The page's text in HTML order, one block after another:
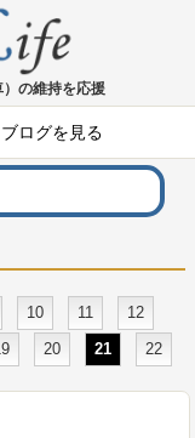
の維持を応援
ブログを見る
10 11
12
20 21 22